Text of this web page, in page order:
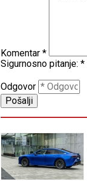
Komentar *
Sigurnosno pitanje: *
Odgovor